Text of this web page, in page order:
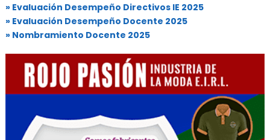
» Evaluación Desempeño Directivos IE 2025
» Evaluación Desempeño Docente 2025
» Nombramiento Docente 2025